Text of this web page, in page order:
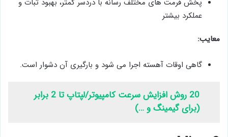
پخش فرمت های مختلف رسانه با دردسر کمتر، بهبود ثبات و
عملکرد بیشتر
معایب:
گاهی اوقات آهسته اجرا می شود و بارگیری آن دشوار است.
20 روش افزایش سرعت کامپیوتر/لپتاپ تا 2 برابر
(برای گیمینگ و …)